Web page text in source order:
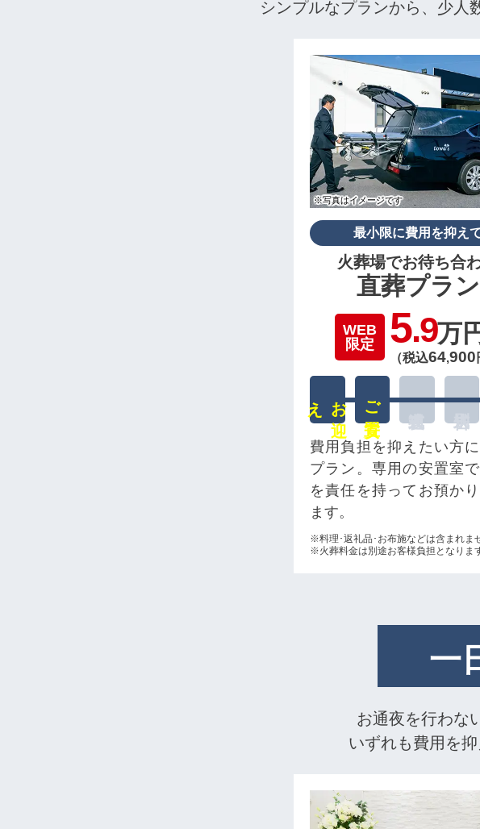
シンプルなプランから、少人
※写真はイメージです
最小限に費用を抑え
火葬場でお待ち合
直葬プラン
WEB
限定
5.9万
（税込64,900
お
迎
え ご安置
費用負担を抑えたい方
プラン。専用の安置室
を責任を持ってお預か
ます。
※料理･返礼品･お布施などは含まれま
※火葬料金は別途お客様負担となりま
一
お通夜を行わな
いずれも費用を